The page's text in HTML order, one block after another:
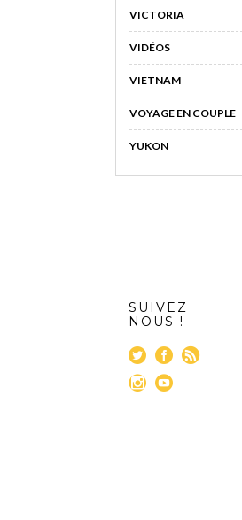
VICTORIA
VIDÉOS
VIETNAM
VOYAGE EN COUPLE
YUKON
SUIVEZ
NOUS !